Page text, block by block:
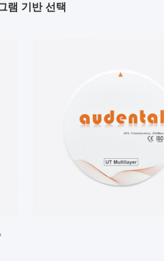
램 기반 선택